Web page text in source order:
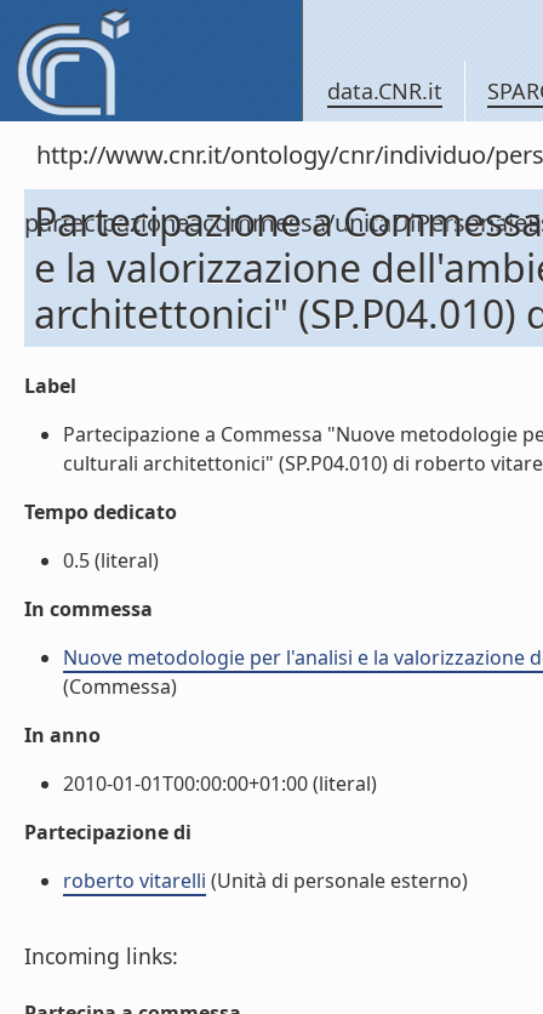
data.CNR.it
http://www.cnr.it/ontology/cnr/individuo/
partecipazioneacommessa/
Partecipazione a
e la valorizzazione
architettonici"
Label
Partecipazione a Commessa "Nuove metodologie
culturali architettonici" (SP.P04.010) di roberto
Tempo dedicato
0.5 (literal)
In commessa
Nuove metodologie per l'analisi e la valorizzazione
(Commessa)
In anno
2010-01-01T00:00:00+01:00 (literal)
Partecipazione di
roberto vitarelli (Unità di personale esterno)
Incoming links: